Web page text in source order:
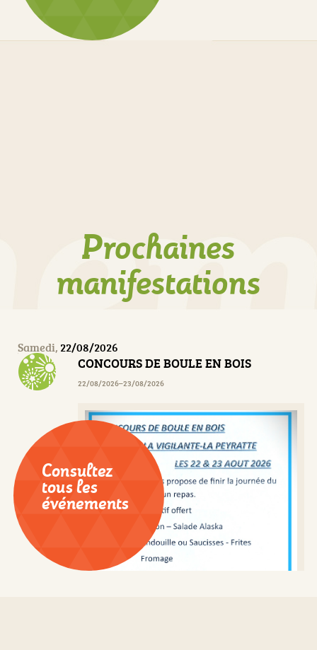
Prochaines
manifestations
Samedi, 22/08/2026
CONCOURS DE BOULE EN BOIS
22/08/2026–23/08/2026
Consultez
tous les
événements